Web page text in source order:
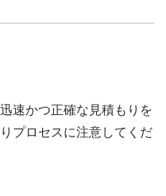
速かつ正確な見積もりを
プロセスに注意してくだ